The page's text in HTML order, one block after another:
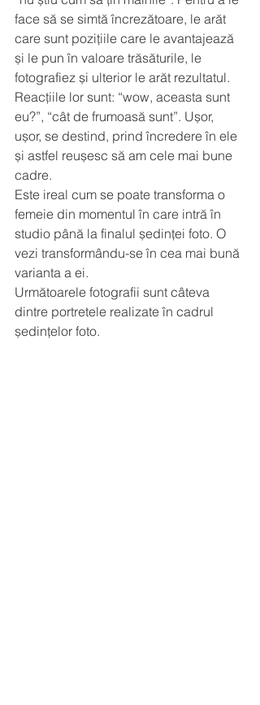
face să se simtă încrezătoare, le arăt
care sunt pozițiile care le avantajează
și le pun în valoare trăsăturile, le
fotografiez și ulterior le arăt rezultatul.
Reacțiile lor sunt: “wow, aceasta sunt
eu?”, “cât de frumoasă sunt”. Ușor,
ușor, se destind, prind încredere în ele
și astfel reușesc să am cele mai bune
cadre.
Este ireal cum se poate transforma o
femeie din momentul în care intră în
studio până la finalul ședinței foto. O
vezi transformându-se în cea mai bună
varianta a ei.
Următoarele fotografii sunt câteva
dintre portretele realizate în cadrul
ședințelor foto.